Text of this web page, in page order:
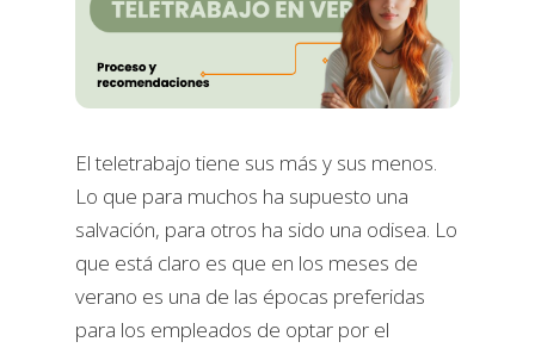
El teletrabajo tiene sus más y sus menos.
Lo que para muchos ha supuesto una
salvación, para otros ha sido una odisea. Lo
que está claro es que en los meses de
verano es una de las épocas preferidas
para los empleados de optar por el